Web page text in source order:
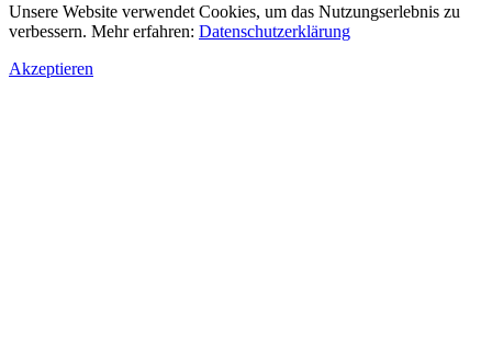
Unsere Website verwendet Cookies, um das Nutzungserlebnis zu
verbessern. Mehr erfahren: Datenschutzerklärung
Akzeptieren